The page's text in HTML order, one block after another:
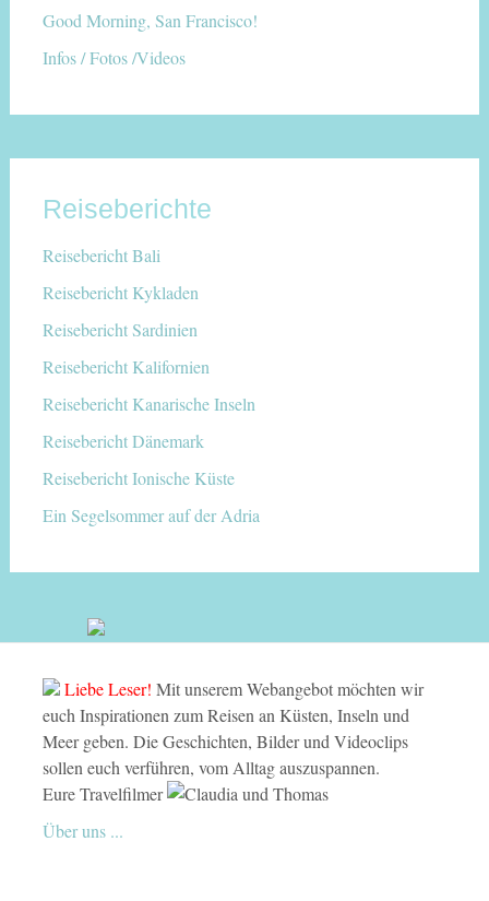
Good Morning, San Francisco!
Infos / Fotos /Videos
Reiseberichte
Reisebericht Bali
Reisebericht Kykladen
Reisebericht Sardinien
Reisebericht Kalifornien
Reisebericht Kanarische Inseln
Reisebericht Dänemark
Reisebericht Ionische Küste
Ein Segelsommer auf der Adria
Liebe Leser! Mit unserem Webangebot möchten wir
euch Inspirationen zum Reisen an Küsten, Inseln und
Meer geben. Die Geschichten, Bilder und Videoclips
sollen euch verführen, vom Alltag auszuspannen.
Eure Travelfilmer
Über uns ...